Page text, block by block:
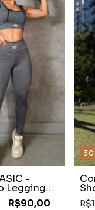
-
Legging
R$90,00
30